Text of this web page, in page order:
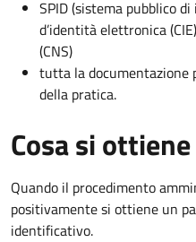
SPID (sistema pubblico
d’identità elettronica
(CNS)
tutta la documentazione
della pratica.
Cosa si ottiene
Quando il procedimento
positivamente si ottiene un
identificativo.